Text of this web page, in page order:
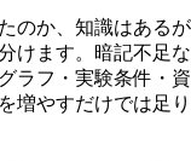
のか、知識はあるが
けます。暗記不足な
ラフ・実験条件・資
増やすだけでは足り